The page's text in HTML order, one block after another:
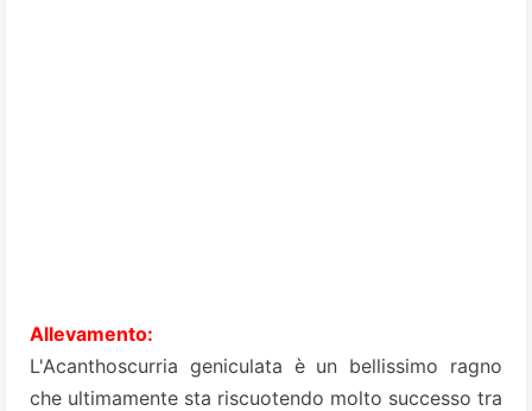
Allevamento:
L'Acanthoscurria geniculata è un bellissimo ragno
che ultimamente sta riscuotendo molto successo tra